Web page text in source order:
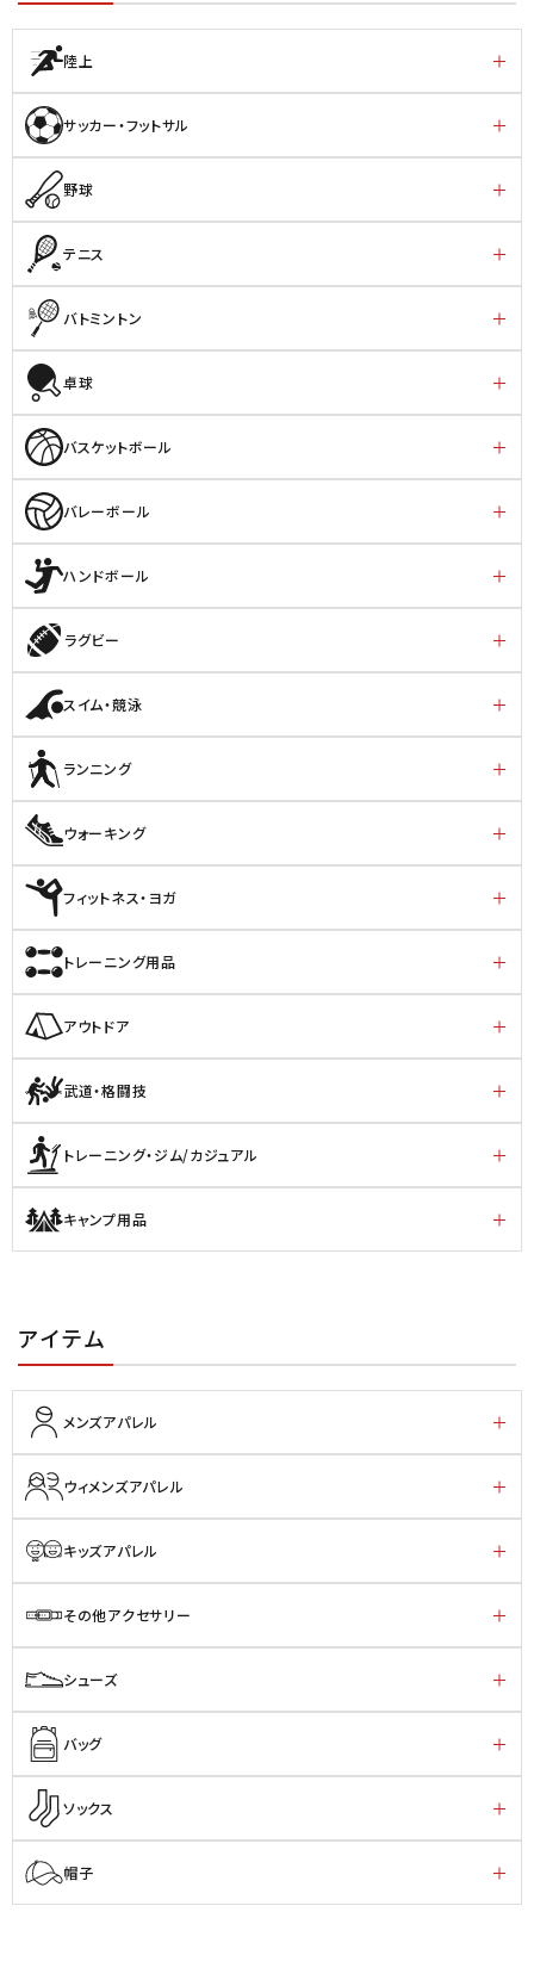
陸上
サッカー・フットサル
野球
テニス
バトミントン
卓球
バスケットボール
バレーボール
ハンドボール
ラグビー
スイム・競泳
ランニング
ウォーキング
フィットネス・ヨガ
トレーニング用品
アウトドア
武道・格闘技
トレーニング・ジム/カジュアル
キャンプ用品
アイテム
メンズアパレル
ウィメンズアパレル
キッズアパレル
その他アクセサリー
シューズ
バッグ
ソックス
帽子